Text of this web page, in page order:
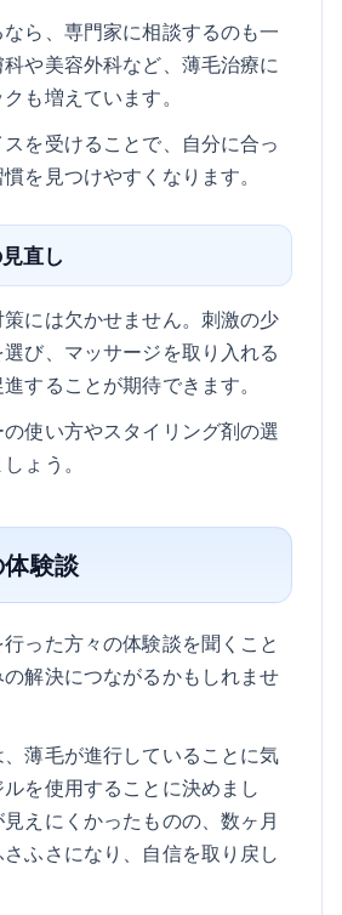
ら、専門家に相談するのも一
や美容外科など、薄毛治療に
も増えています。
を受けることで、自分に合っ
を見つけやすくなります。
直し
には欠かせません。刺激の少
び、マッサージを取り入れる
することが期待できます。
使い方やスタイリング剤の選
ょう。
験談
った方々の体験談を聞くこと
解決につながるかもしれませ
薄毛が進行していることに気
を使用することに決めまし
えにくかったものの、数ヶ月
ふさになり、自信を取り戻し